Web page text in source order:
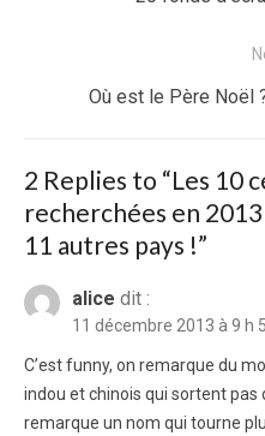
Next
Où est le Père Noël
2 Replies to “Les 10
recherchées en
11 autres pays !”
alice dit :
11 décembre 2013 à 9 h
C’est funny, on remarque du
indou et chinois qui sortent pas
remarque un nom qui tourne